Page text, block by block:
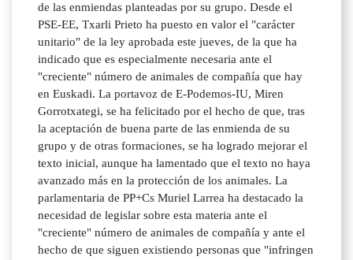
de las enmiendas planteadas por su grupo. Desde el
PSE-EE, Txarli Prieto ha puesto en valor el "carácter
unitario" de la ley aprobada este jueves, de la que ha
indicado que es especialmente necesaria ante el
"creciente" número de animales de compañía que hay
en Euskadi. La portavoz de E-Podemos-IU, Miren
Gorrotxategi, se ha felicitado por el hecho de que, tras
la aceptación de buena parte de las enmienda de su
grupo y de otras formaciones, se ha logrado mejorar el
texto inicial, aunque ha lamentado que el texto no haya
avanzado más en la protección de los animales. La
parlamentaria de PP+Cs Muriel Larrea ha destacado la
necesidad de legislar sobre esta materia ante el
"creciente" número de animales de compañía y ante el
hecho de que siguen existiendo personas que "infringen